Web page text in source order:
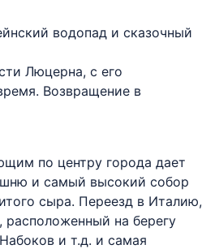
водопад и сказочный
Люцерна, с его
Возвращение в
по центру города дает
и самый высокий собор
сыра. Переезд в Италию,
на берегу
и т.д. и самая